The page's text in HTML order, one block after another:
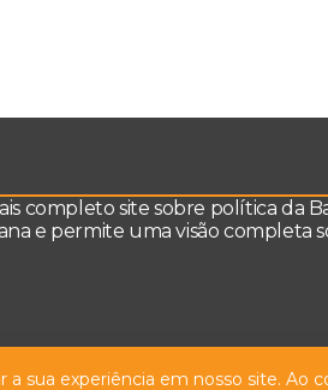
completo site sobre política da
e permite uma visão completa
a sua experiência em nosso site.